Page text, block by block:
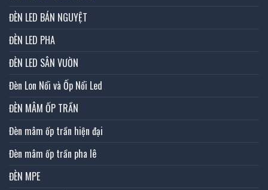
ĐÈN LED BÁN NGUYỆT
ĐÈN LED PHA
ĐÈN LED SÂN VƯỜN
Đèn Lon Nổi và Ốp Nổi Led
ĐÈN MÂM ỐP TRẦN
Đèn mâm ốp trần hiện đại
Đèn mâm ốp trần pha lê
ĐÈN MPE